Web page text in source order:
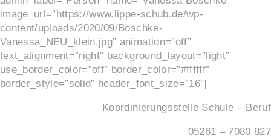
image_url=”https://www.lippe-schub.de/wp-
content/uploads/2020/09/Boschke-
Vanessa_NEU_klein.jpg” animation=”off”
text_alignment=”right” background_layout=”light”
use_border_color=”off” border_color=”#ffffff”
border_style=”solid” header_font_size=”16″]
Koordinierungsstelle Schule – Beruf
05261 – 7080 827